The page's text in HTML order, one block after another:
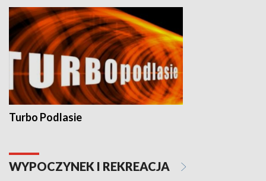
Turbo Podlasie
WYPOCZYNEK I REKREACJA